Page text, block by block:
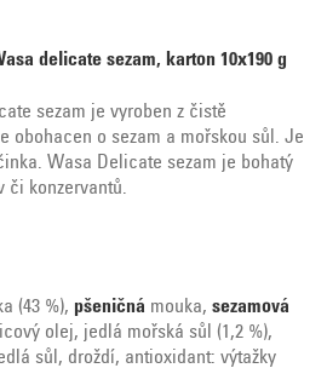
delicate sezam, karton 10x190 g
sezam je vyroben z čistě
obohacen o sezam a mořskou sůl. Je
Wasa Delicate sezam je bohatý
či konzervantů.
(43 %), pšeničná mouka, sezamová
olej, jedlá mořská sůl (1,2 %),
sůl, droždí, antioxidant: výtažky